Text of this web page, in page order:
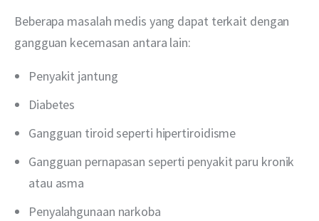
Beberapa masalah medis yang dapat terkait dengan
gangguan kecemasan antara lain:
Penyakit jantung
Diabetes
Gangguan tiroid seperti hipertiroidisme
Gangguan pernapasan seperti penyakit paru kronik
atau asma
Penyalahgunaan narkoba